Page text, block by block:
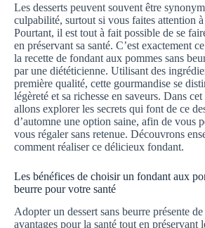
Les desserts peuvent souvent être
culpabilité, surtout si vous faites attention
Pourtant, il est tout à fait possible de se
en préservant sa santé. C’est exactement
la recette de fondant aux pommes sans
par une diététicienne. Utilisant des
première qualité, cette gourmandise se
légèreté et sa richesse en saveurs. Dans
allons explorer les secrets qui font de ce
d’automne une option saine, afin de vous
vous régaler sans retenue. Découvrons
comment réaliser ce délicieux fondant.
Les bénéfices de choisir un fondant aux
beurre pour votre santé
Adopter un dessert sans beurre présente
avantages pour la santé tout en préservant